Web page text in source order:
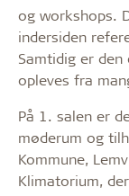
og workshops.
indersiden
Samtidig er
opleves fra
På 1. salen er
møderum og
Kommune,
Klimatorium,